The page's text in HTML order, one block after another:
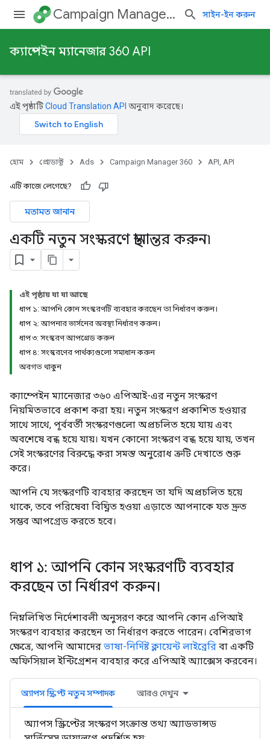
Campaign Manager 360 সাইন-ইন করুন
ক্যাম্পেইন ম্যানেজার 360 API
এই পৃষ্ঠাটিCloud Translation API অনুবাদ করেছে।
হোম প্রোডাক্ট Ads Campaign Manager 360 API, API
এটি কাজে লেগেছে?
মতামত জানান
একটি নতুন সংস্করণে স্থানান্তর করুন৷
এই পৃষ্ঠায় যা যা আছে
ধাপ ১: আপনি কোন সংস্করণটি ব্যবহার করছেন তা নির্ধারণ করুন।
ধাপ ২: আপনার ভার্সনের অবস্থা নির্ধারণ করুন।
ধাপ ৩: সংস্করণ আপগ্রেড করুন
ধাপ ৪: সংস্করণের পার্থক্যগুলো সমাধান করুন
অবগত থাকুন
ক্যাম্পেইন ম্যানেজার ৩৬০ এপিআই-এর নতুন সংস্করণ
নিয়মিতভাবে প্রকাশ করা হয়। নতুন সংস্করণ প্রকাশিত হওয়ার
সাথে সাথে, পূর্ববর্তী সংস্করণগুলো অপ্রচলিত হয়ে যায় এবং
অবশেষে বন্ধ হয়ে যায়। যখন কোনো সংস্করণ বন্ধ হয়ে যায়, তখন
সেই সংস্করণের বিরুদ্ধে করা সমস্ত অনুরোধ ত্রুটি দেখাতে শুরু
করে।
আপনি যে সংস্করণটি ব্যবহার করছেন তা যদি অপ্রচলিত হয়ে
থাকে, তবে পরিষেবা বিঘ্নিত হওয়া এড়াতে আপনাকে যত দ্রুত
সম্ভব আপগ্রেড করতে হবে।
ধাপ ১: আপনি কোন সংস্করণটি ব্যবহার
করছেন তা নির্ধারণ করুন।
নিম্নলিখিত নির্দেশাবলী অনুসরণ করে আপনি কোন এপিআই
সংস্করণ ব্যবহার করছেন তা নির্ধারণ করতে পারেন। বেশিরভাগ
ক্ষেত্রে, আপনি আমাদের ভাষা-নির্দিষ্ট ক্লায়েন্ট লাইব্রেরি বা একটি
অফিসিয়াল ইন্টিগ্রেশন ব্যবহার করে এপিআই অ্যাক্সেস করবেন।
অ্যাপস স্ক্রিপ্ট নতুন সম্পাদক আরও দেখুন
অ্যাপস স্ক্রিপ্টের সংস্করণ সংক্রান্ত তথ্য অ্যাডভান্সড